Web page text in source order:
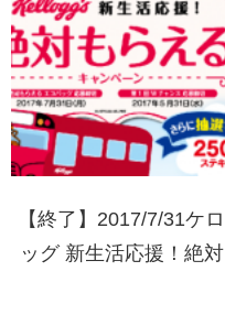
【終了】2017/7/31ケロ
ッグ 新生活応援！絶対